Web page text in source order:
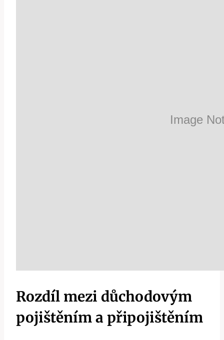
Rozdíl mezi důchodovým
pojištěním a připojištěním